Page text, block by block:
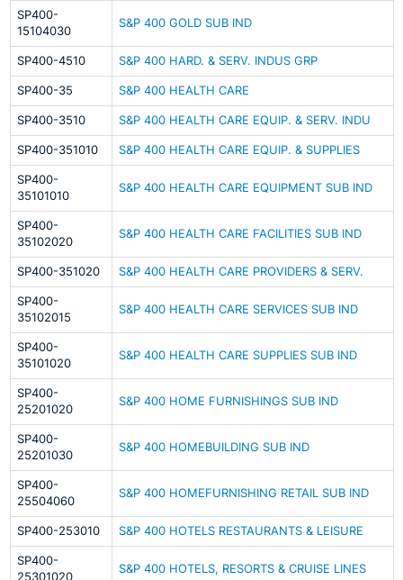
SP400-
15104030
S&P 400 GOLD SUB IND
SP400-4510 S&P 400 HARD. & SERV. INDUS GRP
SP400-35 S&P 400 HEALTH CARE
SP400-3510 S&P 400 HEALTH CARE EQUIP. & SERV. INDU
SP400-351010 S&P 400 HEALTH CARE EQUIP. & SUPPLIES
SP400-
35101010
S&P 400 HEALTH CARE EQUIPMENT SUB IND
SP400-
35102020
S&P 400 HEALTH CARE FACILITIES SUB IND
SP400-351020 S&P 400 HEALTH CARE PROVIDERS & SERV.
SP400-
35102015
S&P 400 HEALTH CARE SERVICES SUB IND
SP400-
35101020
S&P 400 HEALTH CARE SUPPLIES SUB IND
SP400-
25201020
S&P 400 HOME FURNISHINGS SUB IND
SP400-
25201030
S&P 400 HOMEBUILDING SUB IND
SP400-
25504060
S&P 400 HOMEFURNISHING RETAIL SUB IND
SP400-253010 S&P 400 HOTELS RESTAURANTS & LEISURE
SP400-
25301020
S&P 400 HOTELS, RESORTS & CRUISE LINES